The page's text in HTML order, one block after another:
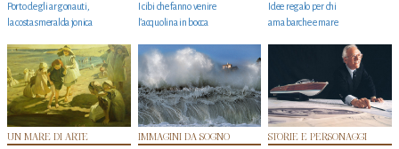
Porto degli argonauti,
la costa smeralda jonica
I cibi che fanno venire
l’acquolina in bocca
Idee regalo per chi
ama barche e mare
UN MARE DI ARTE IMMAGINI DA SOGNO STORIE E PERSONAGGI